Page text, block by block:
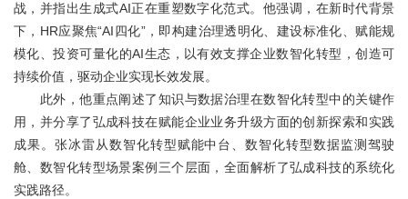
战，并指出生成式AI正在重塑数字化范式。他强调，在新时代背景
下，HR应聚焦“AI四化”，即构建治理透明化、建设标准化、赋能规
模化、投资可量化的AI生态，以有效支撑企业数智化转型，创造可
持续价值，驱动企业实现长效发展。
此外，他重点阐述了知识与数据治理在数智化转型中的关键作
用，并分享了弘成科技在赋能企业业务升级方面的创新探索和实践
成果。张冰雷从数智化转型赋能中台、数智化转型数据监测驾驶
舱、数智化转型场景案例三个层面，全面解析了弘成科技的系统化
实践路径。